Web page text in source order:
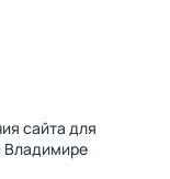
сайта для
Владимире